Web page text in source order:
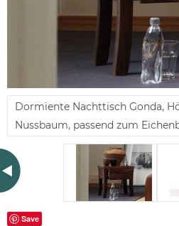
Dormiente Nachttisch Gonda,
Nussbaum, passend zum
Save